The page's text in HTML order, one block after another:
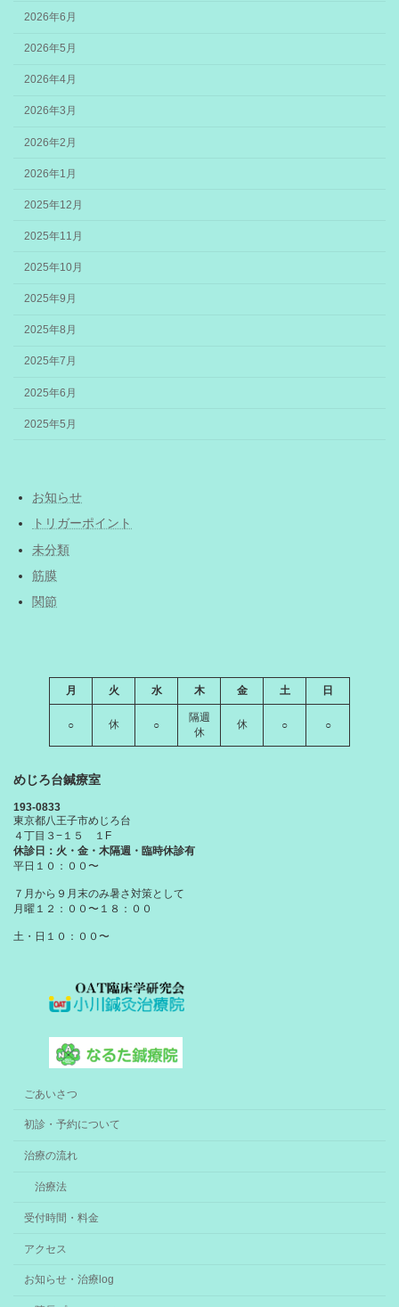
2026年6月
2026年5月
2026年4月
2026年3月
2026年2月
2026年1月
2025年12月
2025年11月
2025年10月
2025年9月
2025年8月
2025年7月
2025年6月
2025年5月
お知らせ
トリガーポイント
未分類
筋膜
関節
月 火 水 木 金 土 日
○ 休 ○
隔週
休
休 ○ ○
めじろ台鍼療室
193-0833
東京都八王子市めじろ台
４丁目３−１５ １F
休診日：火・金・木隔週・臨時休診有
平日１０：００〜
７月から９月末のみ暑さ対策として
月曜１２：００〜１８：００
土・日１０：００〜
ごあいさつ
初診・予約について
治療の流れ
治療法
受付時間・料金
アクセス
お知らせ・治療log